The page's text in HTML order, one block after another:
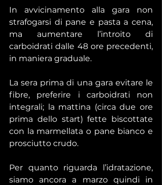
In avvicinamento alla gara non
strafogarsi di pane e pasta a cena,
ma aumentare l’introito di
carboidrati dalle 48 ore precedenti,
in maniera graduale.
La sera prima di una gara evitare le
fibre, preferire i carboidrati non
integrali; la mattina (circa due ore
prima dello start) fette biscottate
con la marmellata o pane bianco e
prosciutto crudo.
Per quanto riguarda l’idratazione,
siamo ancora a marzo quindi in